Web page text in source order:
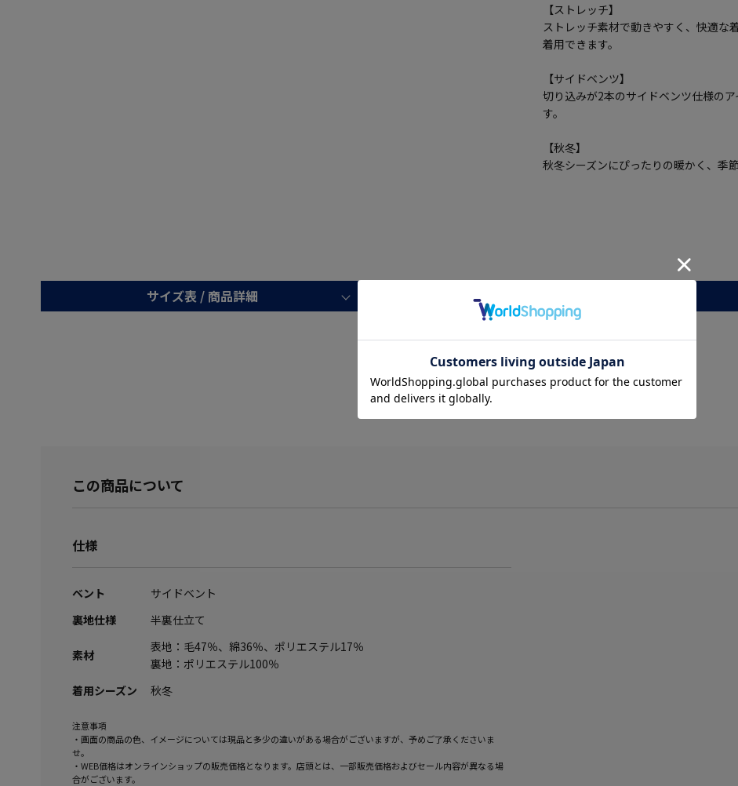
【ストレッチ】
ストレッチ素材で動きやすく、快適な
着用できます。
【サイドベンツ】
切り込みが2本のサイドベンツ仕様の
す。
【秋冬】
秋冬シーズンにぴったりの暖かく、季
サイズ表 / 商品詳細
サイズ計測中
この商品について
仕様
ベント
サイドベント
裏地仕様
半裏仕立て
素材
表地：毛47％、綿36％、ポリエステル17％
裏地：ポリエステル100％
着用シーズン
秋冬
注意事項
・画面の商品の色、イメージについては現品と多少の違いがある場合がございますが、予めご了承くださいま
せ。
・WEB価格はオンラインショップの販売価格となります。店頭とは、一部販売価格およびセール内容が異なる場
合がございます。